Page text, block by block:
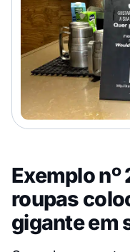
Exemplo nº
roupas
gigante em